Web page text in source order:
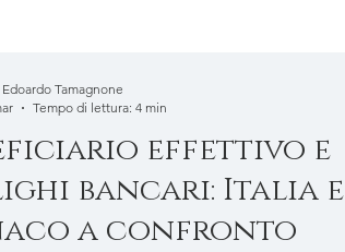
effettivo e
bancari: Italia e
a confronto
Edoardo Tamagnone
Tempo di lettura: 4 min